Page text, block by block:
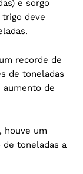
e sorgo
trigo deve
recorde de
de toneladas
aumento de
houve um
de toneladas a